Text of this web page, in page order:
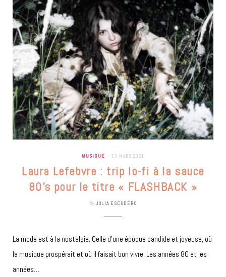
MUSIQUE 13 MARS 2021
Laura Lefebvre : trip lo-fi à la sauce
80’s pour le titre « FLASHBACK »
by JULIA ESCUDERO
La mode est à la nostalgie. Celle d’une époque candide et joyeuse, où
la musique prospérait et où il faisait bon vivre. Les années 80 et les
années…